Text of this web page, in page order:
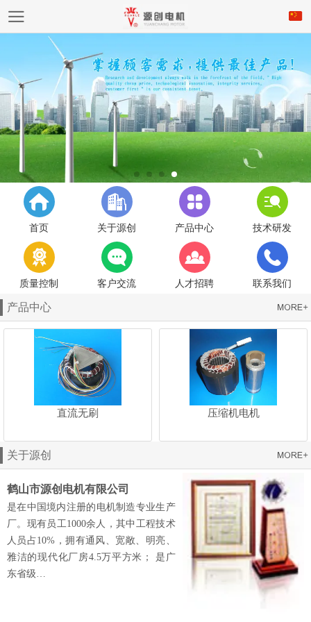
首页 关于源创 产品中心 技术研发
质量控制 客户交流 人才招聘 联系我们
产品中心
直流无刷 压缩机电机
关于源创
鹤山市源创电机有限公司
是在中国境内注册的电机制造专业生产
厂。现有员工1000余人，其中工程技术
人员占10%，拥有通风、宽敞、明亮、
雅洁的现代化厂房4.5万平方米； 是广
东省级…